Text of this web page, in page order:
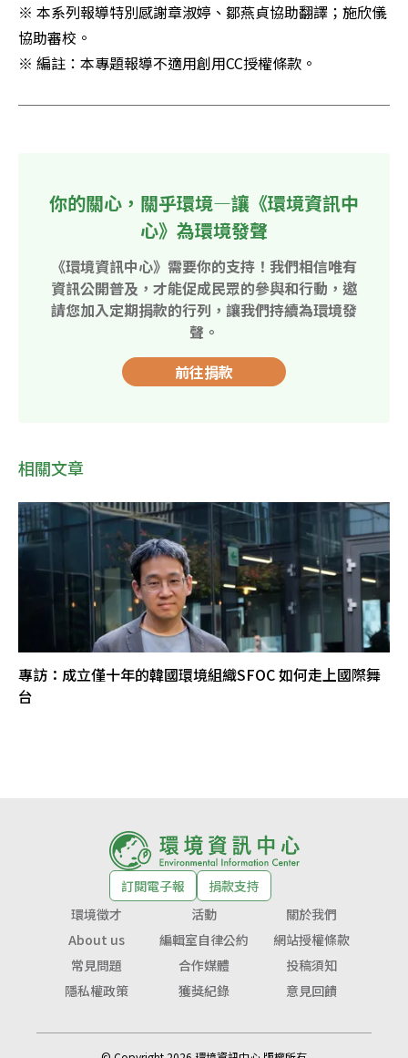
※ 本系列報導特別感謝章淑婷、鄒燕貞協助翻譯；施欣儀
協助審校。
※ 編註：本專題報導不適用創用CC授權條款。
你的關心，關乎環境—讓《環境資訊中
心》為環境發聲
《環境資訊中心》需要你的支持！我們相信唯有
資訊公開普及，才能促成民眾的參與和行動，邀
請您加入定期捐款的行列，讓我們持續為環境發
聲。
前往捐款
相關文章
專訪：成立僅十年的韓國環境組織SFOC 如何走上國際舞
台
訂閱電子報
捐款支持
環境徵才
活動
關於我們
About us
編輯室自律公約
網站授權條款
常見問題
合作媒體
投稿須知
隱私權政策
獲獎紀錄 意見回饋